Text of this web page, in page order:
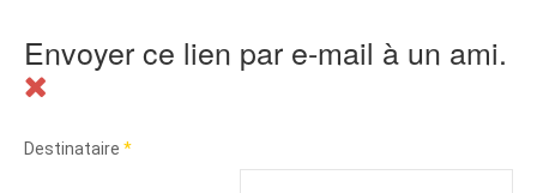
Envoyer ce lien par e-mail à un ami.
Destinataire *